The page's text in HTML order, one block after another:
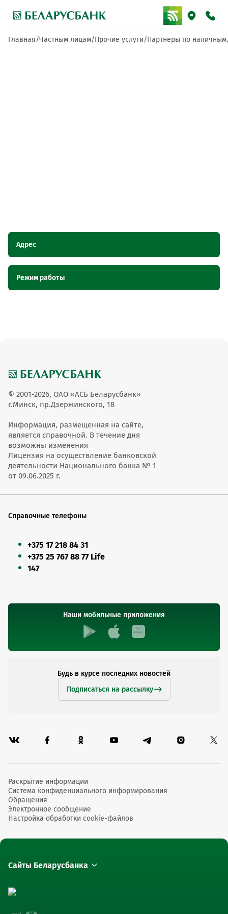
Главная Частным лицам Прочие услуги Партнеры по наличным
Адрес
обслуживания ОТС
Режим работы
© 2001-2026, ОАО «АСБ Беларусбанк»
г.Минск, пр.Дзержинского, 18
Информация, размещенная на сайте,
является справочной. В течение дня
возможны изменения
Лицензия на осуществление банковской
деятельности Национального банка № 1
от 09.06.2025 г.
Справочные телефоны
+375 17 218 84 31
+375 25 767 88 77 Life
147
Наши мобильные приложения
Будь в курсе последних новостей
Подписаться на рассылку
Раскрытие информации
Система конфиденциального информирования
Обращения
Электронное сообщение
Настройка обработки cookie-файлов
Сайты Беларусбанка